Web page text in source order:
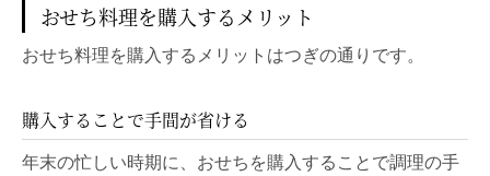
おせち料理を購入するメリット
おせち料理を購入するメリットはつぎの通りです。
購入することで手間が省ける
年末の忙しい時期に、おせちを購入することで調理の手